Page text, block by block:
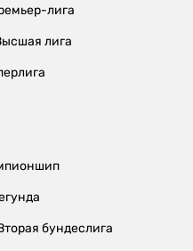
лига
лига
бундеслига